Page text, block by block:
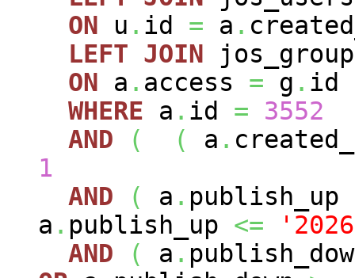
ON u . id = a .
LEFT JOIN
ON a . access = g . id
WHERE a . id =
3552
AND
( ( a .
1
AND
( a . publish_up
a . publish_up <=
AND
( a .